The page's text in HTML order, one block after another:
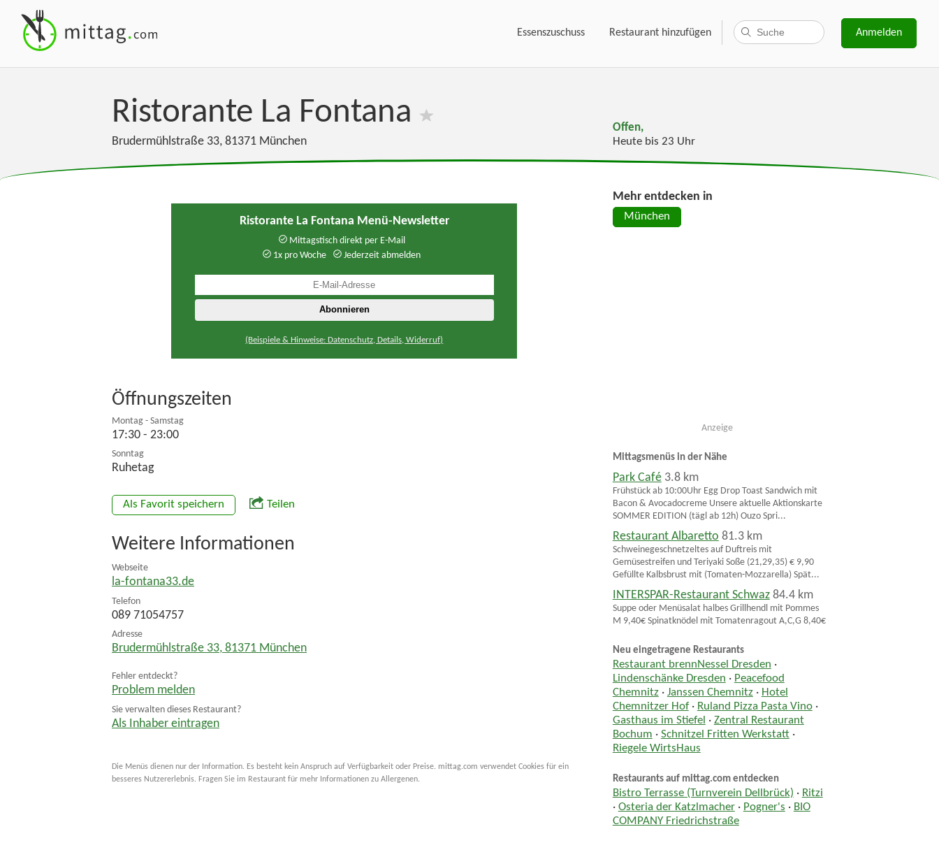
Essenszuschuss Restaurant hinzufügen Anmelden
Ristorante La Fontana
Brudermühlstraße 33, 81371 München
Offen,
Heute bis 23 Uhr
Ristorante La Fontana Menü-Newsletter
Mittagstisch direkt per E-Mail
1x pro Woche
Jederzeit abmelden
(Beispiele & Hinweise: Datenschutz, Details, Widerruf)
Öffnungszeiten
Montag - Samstag
17:30 - 23:00
Sonntag
Ruhetag
Als Favorit speichern Teilen
Weitere Informationen
Webseite
la-fontana33.de
Telefon
089 71054757
Adresse
Brudermühlstraße 33, 81371 München
Fehler entdeckt?
Problem melden
Sie verwalten dieses Restaurant?
Als Inhaber eintragen
Die Menüs dienen nur der Information. Es besteht kein Anspruch auf Verfügbarkeit oder Preise. mittag.com verwendet Cookies für ein
besseres Nutzererlebnis. Fragen Sie im Restaurant für mehr Informationen zu Allergenen.
Mehr entdecken in
München
Anzeige
Mittagsmenüs in der Nähe
Park Café 3.8 km
Frühstück ab 10:00Uhr Egg Drop Toast Sandwich mit
Bacon & Avocadocreme Unsere aktuelle Aktionskarte
SOMMER EDITION (tägl ab 12h) Ouzo Spri...
Restaurant Albaretto 81.3 km
Schweinegeschnetzeltes auf Duftreis mit
Gemüsestreifen und Teriyaki Soße (21,29,35) € 9,90
Gefüllte Kalbsbrust mit (Tomaten-Mozzarella) Spät...
INTERSPAR-Restaurant Schwaz 84.4 km
Suppe oder Menüsalat halbes Grillhendl mit Pommes
M 9,40€ Spinatknödel mit Tomatenragout A,C,G 8,40€
Neu eingetragene Restaurants
Restaurant brennNessel Dresden ·
Lindenschänke Dresden · Peacefood
Chemnitz· Janssen Chemnitz· Hotel
Chemnitzer Hof· Ruland Pizza Pasta Vino·
Gasthaus im Stiefel · Zentral Restaurant
Bochum · Schnitzel Fritten Werkstatt·
Riegele WirtsHaus
Restaurants auf mittag.com entdecken
Bistro Terrasse (Turnverein Dellbrück) · Ritzi
· Osteria der Katzlmacher· Pogner's · BIO
COMPANY Friedrichstraße